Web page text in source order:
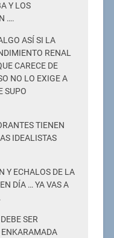
Y LOS
….
ASÍ SI LA
RENAL
CARECE DE
NO LO EXIGE A
SUPO
TIENEN
IDEALISTAS
Y ECHALOS DE LA
DÍA … YA VAS A
SER